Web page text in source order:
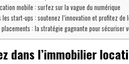
mobile : surfez sur la vague du numérique
les start-ups : soutenez l’innovation et profitez de
: la stratégie gagnante pour sécuriser
dans l’immobilier